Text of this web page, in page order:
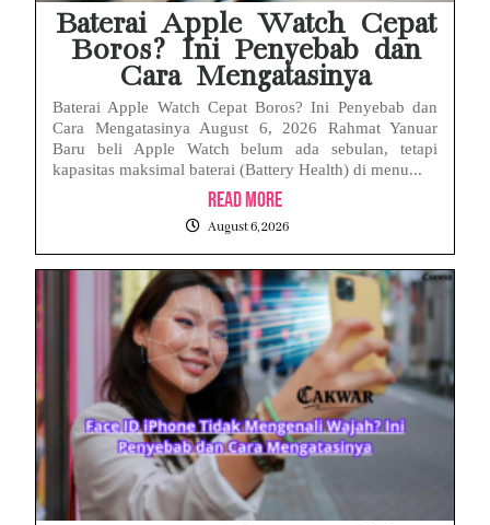
Baterai Apple Watch Cepat
Boros? Ini Penyebab dan
Cara Mengatasinya
Baterai Apple Watch Cepat Boros? Ini Penyebab dan
Cara Mengatasinya August 6, 2026 Rahmat Yanuar
Baru beli Apple Watch belum ada sebulan, tetapi
kapasitas maksimal baterai (Battery Health) di menu...
Read More
August 6, 2026